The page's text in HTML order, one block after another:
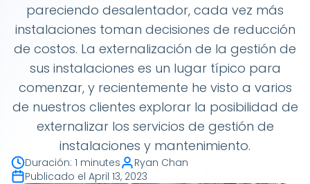
pareciendo desalentador, cada vez más
instalaciones toman decisiones de reducción
de costos. La externalización de la gestión de
sus instalaciones es un lugar típico para
comenzar, y recientemente he visto a varios
de nuestros clientes explorar la posibilidad de
externalizar los servicios de gestión de
instalaciones y mantenimiento.
Duración: 1 minutes
Ryan Chan
Publicado el April 13, 2023